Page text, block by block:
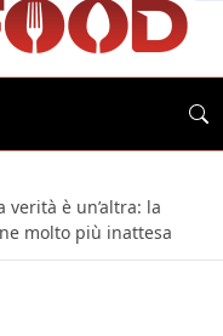
è un’altra: la
molto più inattesa